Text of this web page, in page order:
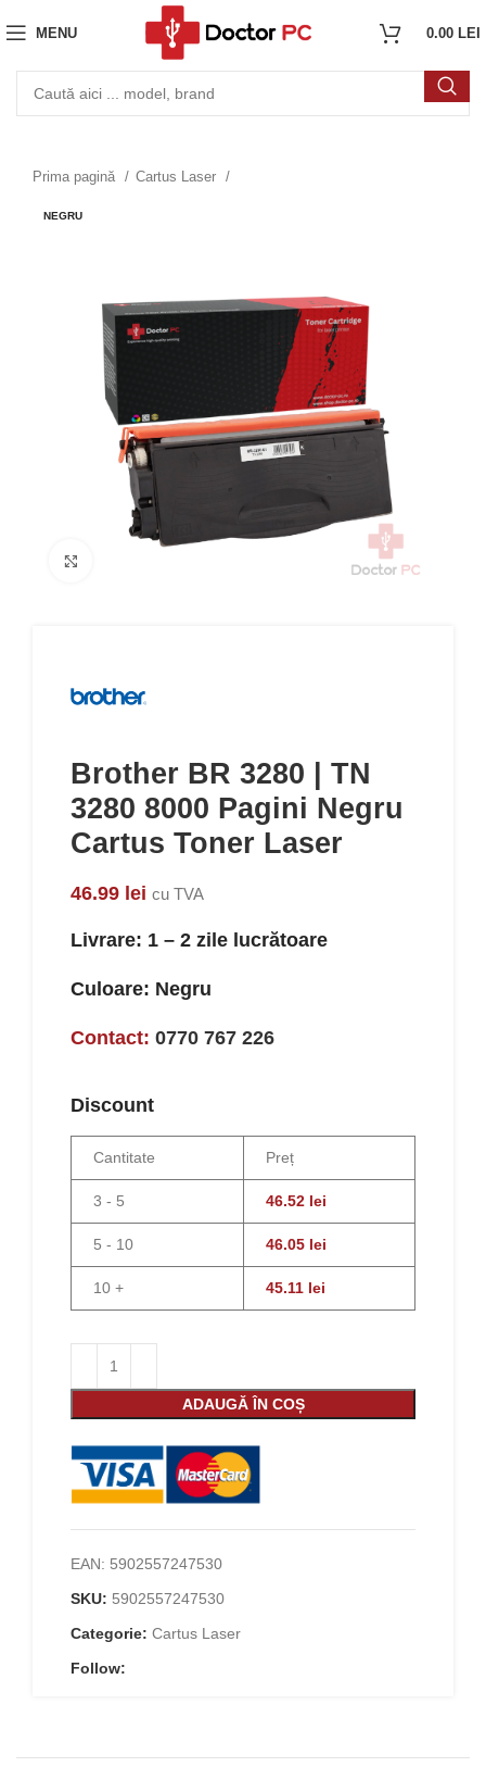
MENU 0.00 LEI
Prima pagină Cartus Laser
NEGRU
Brother BR 3280 | TN
3280 8000 Pagini Negru
Cartus Toner Laser
46.99 lei cu TVA
Livrare: 1 – 2 zile lucrătoare
Culoare: Negru
Contact: 0770 767 226
Discount
Cantitate Preț
3 - 5 46.52 lei
5 - 10 46.05 lei
10 + 45.11 lei
ADAUGĂ ÎN COȘ
EAN: 5902557247530
SKU: 5902557247530
Categorie: Cartus Laser
Follow: